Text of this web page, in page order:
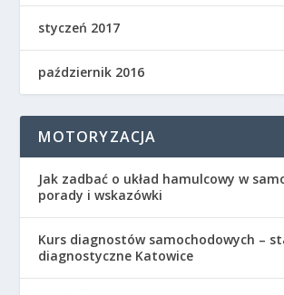
styczeń 2017
październik 2016
MOTORYZACJA
Jak zadbać o układ hamulcowy w
porady i wskazówki
Kurs diagnostów samochodowych –
diagnostyczne Katowice